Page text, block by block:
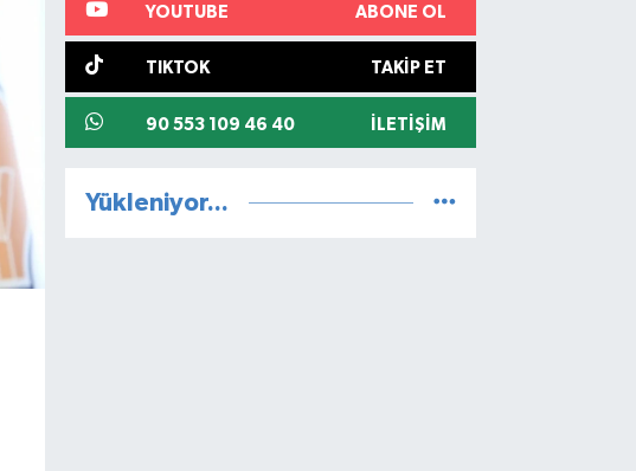
YOUTUBE ABONE OL
TIKTOK TAKIP ET
90 553 109 46 40 İLETIŞIM
Yükleniyor...